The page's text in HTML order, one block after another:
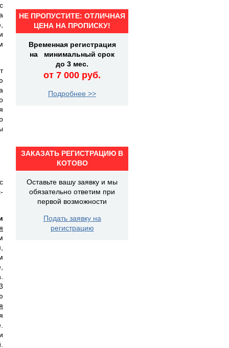
НЕ ПРОПУСТИТЕ: ОТЛИЧНАЯ
ЦЕНА НА ПРОПИСКУ!
Временная регистрация
на минимальный срок
до 3 мес.
от 7 000 руб.
Подробнее >>
ЗАКАЗАТЬ РЕГИСТРАЦИЮ В
КОТОВО
Оставьте вашу заявку и мы
обязательно ответим при
первой возможности
Подать заявку на
регистрацию